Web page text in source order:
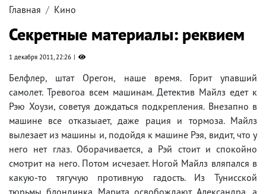
Главная Кино
Секретные материалы: реквием
1 декабря 2011, 22:26
Белфлер, штат Орегон, наше время. Горит упавший
самолет. Тревогоа всем машинам. Детектив Майлз едет к
Рэю Хоузи, советуя дождаться подкрепления. Внезапно в
машине все отказыает, даже рация и тормоза. Майлз
вылезает из машины и, подойдя к машине Рэя, видит, что у
него нет глаз. Оборачивается, а Рэй стоит и спокойно
смотрит на него. Потом исчезает. Ногой Майлз вляпался в
какую-то тягучую противную гадость. Из Тунисской